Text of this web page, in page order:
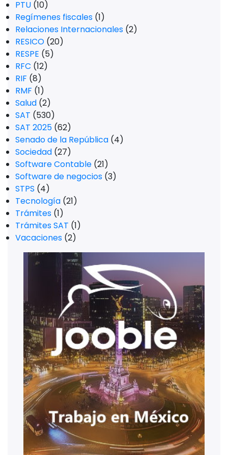
PTU (10)
Regímenes fiscales (1)
Relaciones Internacionales (2)
RESICO (20)
RESPE (5)
RFC (12)
RIF (8)
RMF (1)
Salud (2)
SAT (530)
SAT 2025 (62)
Senado de la República (4)
Sociedad (27)
Software Contable (21)
Software de negocios (3)
STPS (4)
Tecnología (21)
Trámites (1)
Trámites SAT (1)
Vacaciones (2)